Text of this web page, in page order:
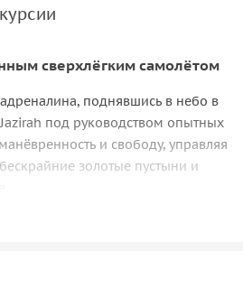
сверхлёгким самолётом
поднявшись в небо в
под руководством опытных
и свободу, управляя
золотые пустыни и